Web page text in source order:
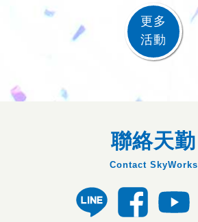
更多
活動
聯絡天勤
Contact SkyWorks